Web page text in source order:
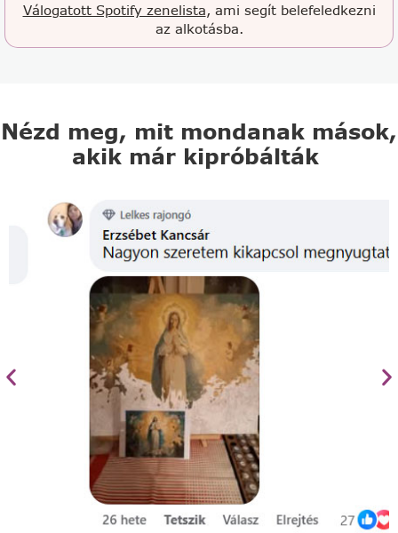
Válogatott Spotify zenelista, ami segít belefeledkezni
az alkotásba.
Nézd meg, mit mondanak mások,
akik már kipróbálták